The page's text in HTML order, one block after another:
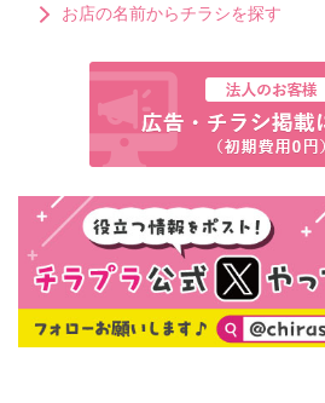
お店の名前からチラシを探す